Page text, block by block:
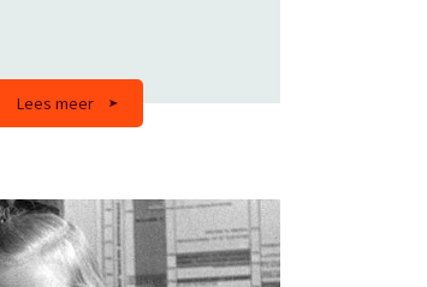
Lees meer